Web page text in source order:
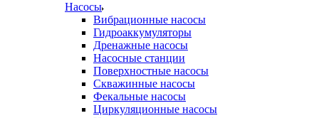
Насосы
Вибрационные насосы
Гидроаккумуляторы
Дренажные насосы
Насосные станции
Поверхностные насосы
Скважинные насосы
Фекальные насосы
Циркуляционные насосы